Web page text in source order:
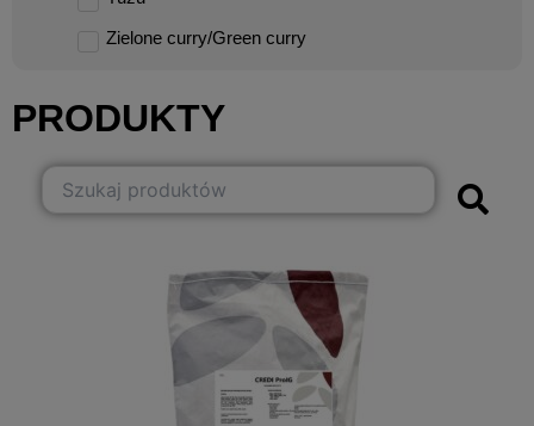
Zielone curry/Green curry
PRODUKTY